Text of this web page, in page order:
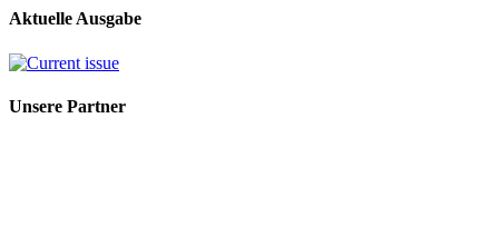
Aktuelle Ausgabe
Unsere Partner